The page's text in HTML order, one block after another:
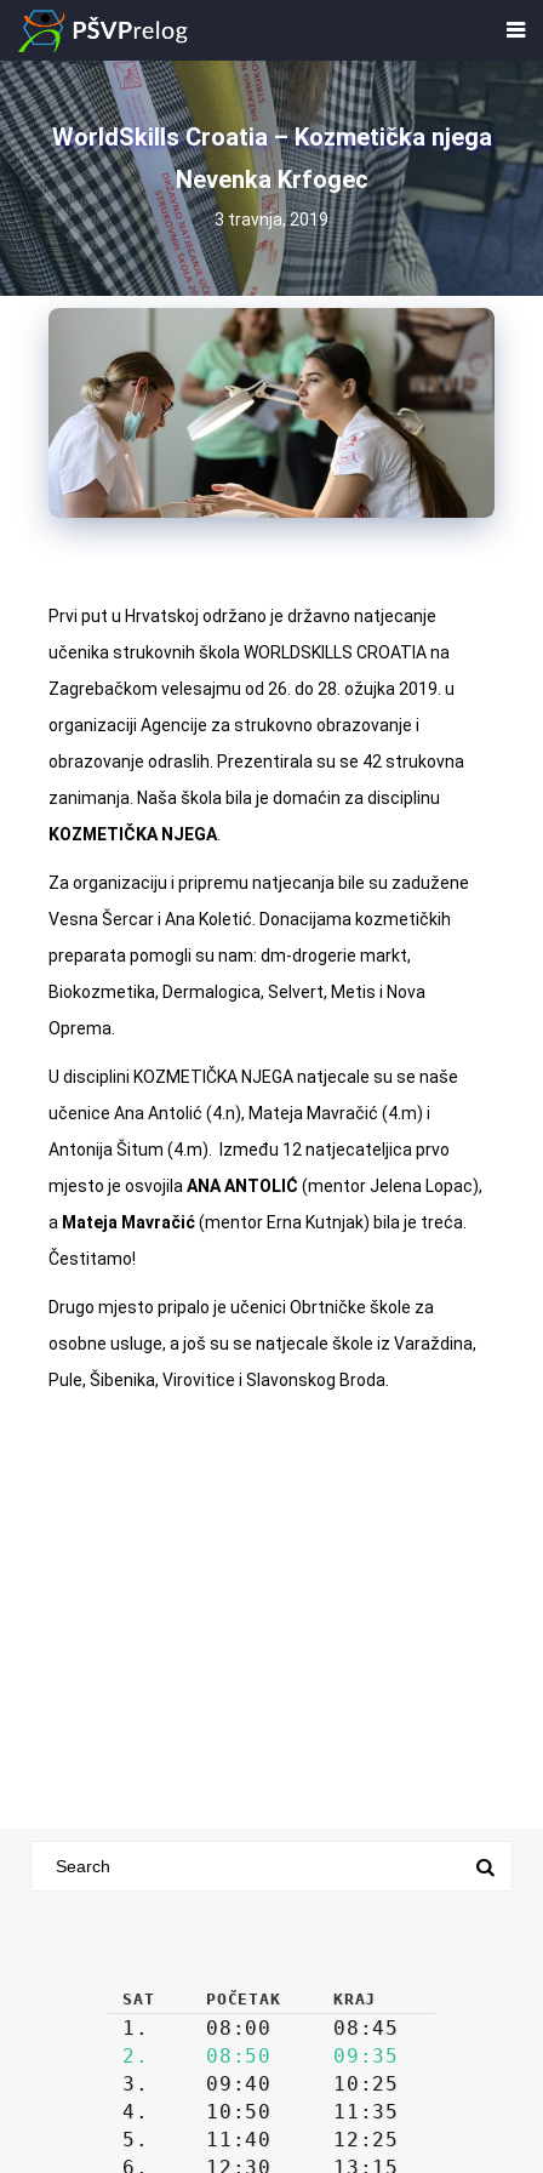
WorldSkills Croatia – Kozmetička njega
Nevenka Krfogec
3 travnja, 2019
Prvi put u Hrvatskoj održano je državno natjecanje
učenika strukovnih škola WORLDSKILLS CROATIA na
Zagrebačkom velesajmu od 26. do 28. ožujka 2019. u
organizaciji Agencije za strukovno obrazovanje i
obrazovanje odraslih. Prezentirala su se 42 strukovna
zanimanja. Naša škola bila je domaćin za disciplinu
KOZMETIČKA NJEGA.
Za organizaciju i pripremu natjecanja bile su zadužene
Vesna Šercar i Ana Koletić. Donacijama kozmetičkih
preparata pomogli su nam: dm-drogerie markt,
Biokozmetika, Dermalogica, Selvert, Metis i Nova
Oprema.
U disciplini KOZMETIČKA NJEGA natjecale su se naše
učenice Ana Antolić (4.n), Mateja Mavračić (4.m) i
Antonija Šitum (4.m). Između 12 natjecateljica prvo
mjesto je osvojilaANA ANTOLIĆ (mentor Jelena Lopac),
a Mateja Mavračić(mentor Erna Kutnjak) bila je treća.
Čestitamo!
Drugo mjesto pripalo je učenici Obrtničke škole za
osobne usluge, a još su se natjecale škole iz Varaždina,
Pule, Šibenika, Virovitice i Slavonskog Broda.